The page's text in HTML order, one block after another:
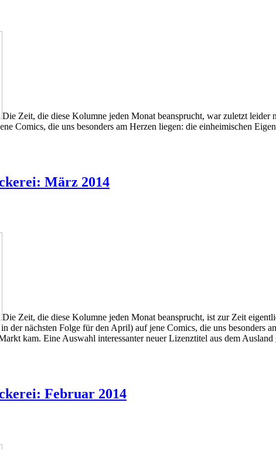
Die Zeit, die diese Kolumne jeden Monat beansprucht, war zuletzt leider
Comics, die uns besonders am Herzen liegen: die einheimischen
März 2014
Die Zeit, die diese Kolumne jeden Monat beansprucht, ist zur Zeit
der nächsten Folge für den April) auf jene Comics, die uns
kam. Eine Auswahl interessanter neuer Lizenztitel aus dem
Februar 2014